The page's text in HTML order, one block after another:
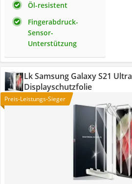
Öl-resistent
Fingerabdruck-
Sensor-
Unterstützung
Lk Samsung Galaxy S21 Ultra
Displayschutzfolie
Preis-Leistungs-Sieger